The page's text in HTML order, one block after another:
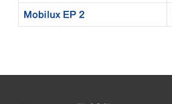
Mobilux EP 2